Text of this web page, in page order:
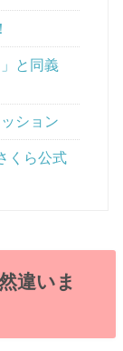
と同義
ション
くら公式
違いま